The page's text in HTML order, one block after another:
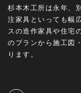
杉本木工所は永年、
注家具といっても幅
スの造作家具や住宅
のプランから施工図
ります。